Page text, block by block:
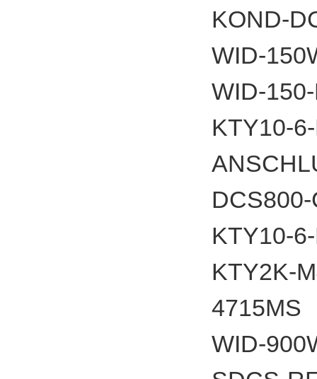
KOND-
WID-
WID-
KTY10-
KTY10-
WID-